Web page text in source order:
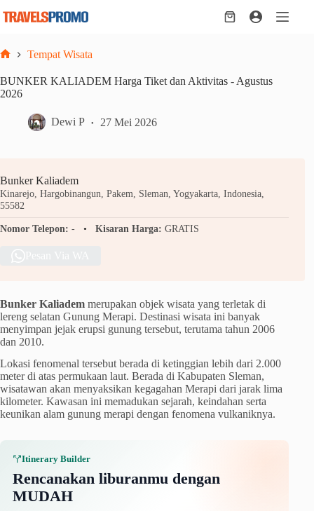
Shopping
Tempat Wisata
BUNKER KALIADEM Harga Tiket dan Aktivitas - Agustus
2026
Dewi P 27 Mei 2026
Bunker Kaliadem
Kinarejo, Hargobinangun, Pakem, Sleman, Yogyakarta, Indonesia,
55582
Nomor Telepon: - Kisaran Harga: GRATIS
Bunker Kaliadem merupakan objek wisata yang terletak di
lereng selatan Gunung Merapi. Destinasi wisata ini banyak
menyimpan jejak erupsi gunung tersebut, terutama tahun 2006
dan 2010.
Lokasi fenomenal tersebut berada di ketinggian lebih dari 2.000
meter di atas permukaan laut. Berada di Kabupaten Sleman,
wisatawan akan menyaksikan kegagahan Merapi dari jarak lima
kilometer. Kawasan ini memadukan sejarah, keindahan serta
keunikan alam gunung merapi dengan fenomena vulkaniknya.
Itinerary Builder
Rencanakan liburanmu dengan
MUDAH